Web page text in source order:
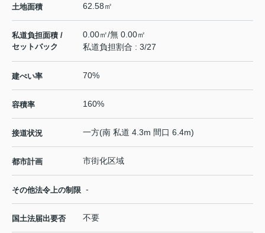
土地面積 62.58㎡
私道負担面積 /
セットバック
0.00㎡/無 0.00㎡
私道負担割合 : 3/27
建ぺい率 70%
容積率 160%
接道状況 一方(南 私道 4.3m 間口 6.4m)
都市計画 市街化区域
その他法令上の制限 -
国土法届出要否 不要